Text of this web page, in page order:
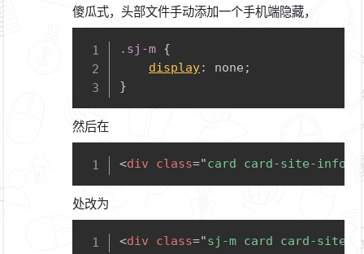
傻瓜式，头部文件手动添加一个手机端隐藏，
.sj-m {
display: none ;
}
然后在
<div class="card card-site-info
Copy
处改为
<div class="sj-m card card-site-
Copy